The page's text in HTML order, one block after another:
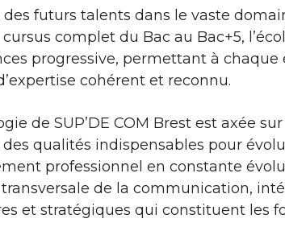
futurs talents dans le vaste
complet du Bac au Bac+5,
progressive, permettant à
cohérent et reconnu.
de SUP’DE COM Brest est axée
qualités indispensables pour
professionnel en constante
de la communication,
et stratégiques qui constituent les